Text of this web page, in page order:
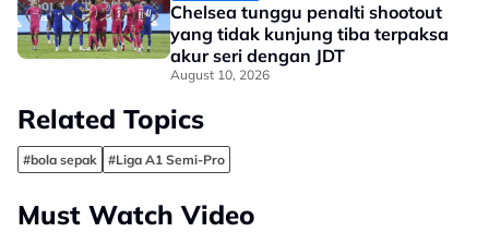
Chelsea tunggu penalti shootout
yang tidak kunjung tiba terpaksa
akur seri dengan JDT
August 10, 2026
Related Topics
#bola sepak #Liga A1 Semi-Pro
Must Watch Video